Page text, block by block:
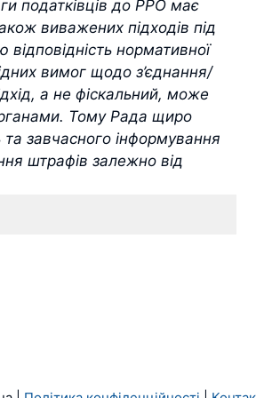
податківців до РРО має
виважених підходів під
нормативної
вимог щодо з’єднання/
а не фіскальний, може
Тому Рада щиро
завчасного інформування
штрафів залежно від